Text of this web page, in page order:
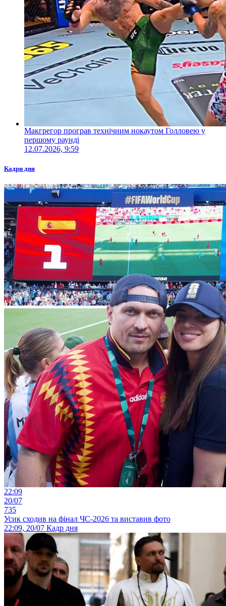
Макгрегор програв технічним нокаутом Голловею у
першому раунді
12.07.2026, 9:59
Кадри дня
22:09
20/07
735
Усик сходив на фінал ЧС-2026 та виставив фото
22:09, 20/07 Кадр дня